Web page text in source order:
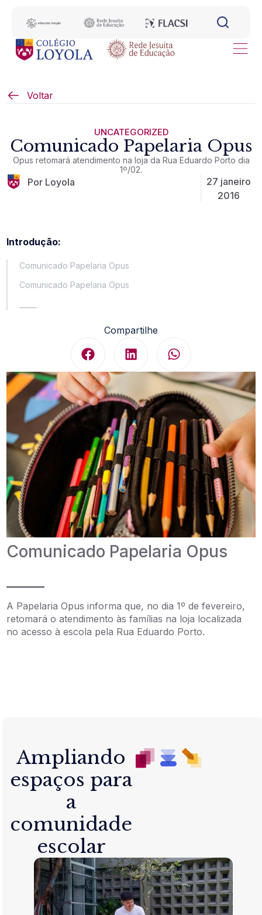
Voltar
UNCATEGORIZED
Comunicado Papelaria Opus
Opus retomará atendimento na loja da Rua Eduardo Porto dia
1º/02.
Por Loyola
27 janeiro
2016
Introdução:
Comunicado Papelaria Opus
Comunicado Papelaria Opus
Compartilhe
Comunicado Papelaria Opus
A Papelaria Opus informa que, no dia 1º de fevereiro,
retomará o atendimento às famílias na loja localizada
no acesso à escola pela Rua Eduardo Porto.
Ampliando
espaços para
a
comunidade
escolar